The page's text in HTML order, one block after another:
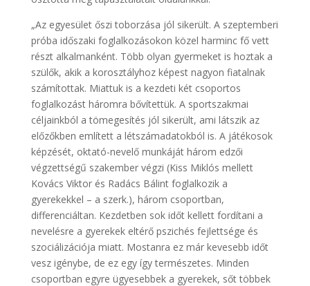
„Az egyesület őszi toborzása jól sikerült. A szeptemberi
próba időszaki foglalkozásokon közel harminc fő vett
részt alkalmanként. Több olyan gyermeket is hoztak a
szülők, akik a korosztályhoz képest nagyon fiatalnak
számítottak. Miattuk is a kezdeti két csoportos
foglalkozást háromra bővítettük. A sportszakmai
céljainkból a tömegesítés jól sikerült, ami látszik az
előzőkben említett a létszámadatokból is. A játékosok
képzését, oktató-nevelő munkáját három edzői
végzettségű szakember végzi (Kiss Miklós mellett
Kovács Viktor és Radács Bálint foglalkozik a
gyerekekkel – a szerk.), három csoportban,
differenciáltan. Kezdetben sok időt kellett fordítani a
nevelésre a gyerekek eltérő pszichés fejlettsége és
szociálizációja miatt. Mostanra ez már kevesebb időt
vesz igénybe, de ez egy így természetes. Minden
csoportban egyre ügyesebbek a gyerekek, sőt többek